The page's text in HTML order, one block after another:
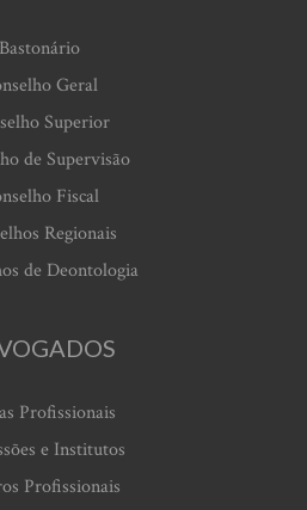
Bastonário
Geral
Superior
de Supervisão
Fiscal
Regionais
de Deontologia
Profissionais
e Institutos
Profissionais